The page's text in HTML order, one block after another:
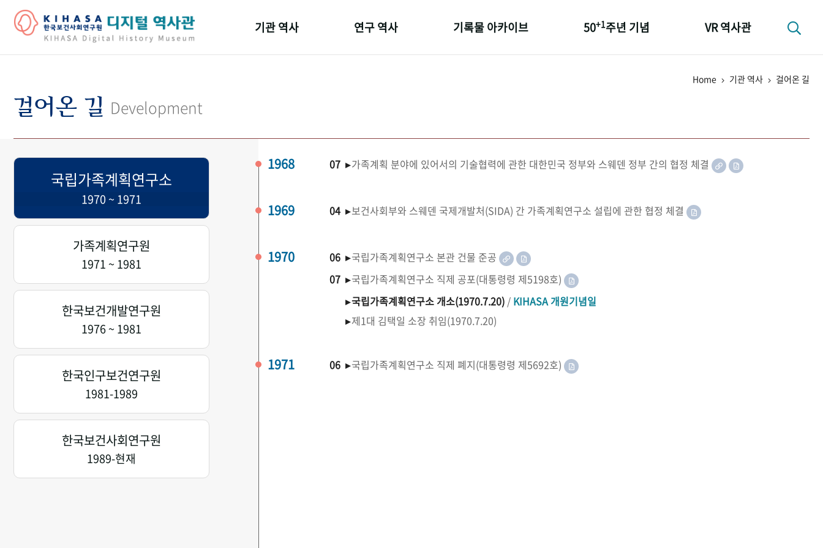
기관 역사 연구 역사 기록물 아카이브 50+1주년 기념 VR 역사관
Home 기관 역사 걸어온 길
걸어온 길 Development
국립가족계획연구소
1970 ~ 1971
가족계획연구원
1971 ~ 1981
한국보건개발연구원
1976 ~ 1981
한국인구보건연구원
1981-1989
한국보건사회연구원
1989-현재
1968 07 ▸가족계획 분야에 있어서의 기술협력에 관한 대한민국 정부와 스웨덴 정부 간의 협정 체결
1969 04 ▸보건사회부와 스웨덴 국제개발처(SIDA) 간 가족계획연구소 설립에 관한 협정 체결
1970 06 ▸국립가족계획연구소 본관 건물 준공
07 ▸국립가족계획연구소 직제 공포(대통령령 제5198호)
▸국립가족계획연구소 개소(1970.7.20) / KIHASA 개원기념일
▸제1대 김택일 소장 취임(1970.7.20)
1971 06 ▸국립가족계획연구소 직제 폐지(대통령령 제5692호)